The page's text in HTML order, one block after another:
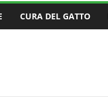
CURA DEL GATTO